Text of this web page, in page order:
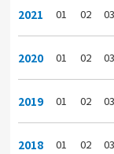
2021 01 02 03
2020 01 02 03
2019 01 02 03
2018 01 02 03